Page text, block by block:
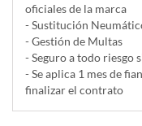
oficiales de la marca
- Sustitución
- Gestión de Multas
- Seguro a todo riesgo
- Se aplica 1 mes de
finalizar el contrato